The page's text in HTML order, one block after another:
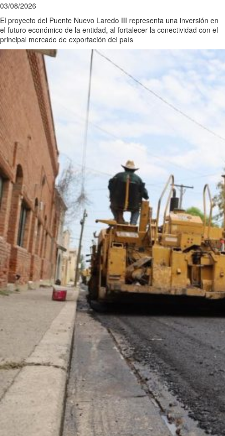
03/08/2026
El proyecto del Puente Nuevo Laredo III representa una inversión en
el futuro económico de la entidad, al fortalecer la conectividad con el
principal mercado de exportación del país